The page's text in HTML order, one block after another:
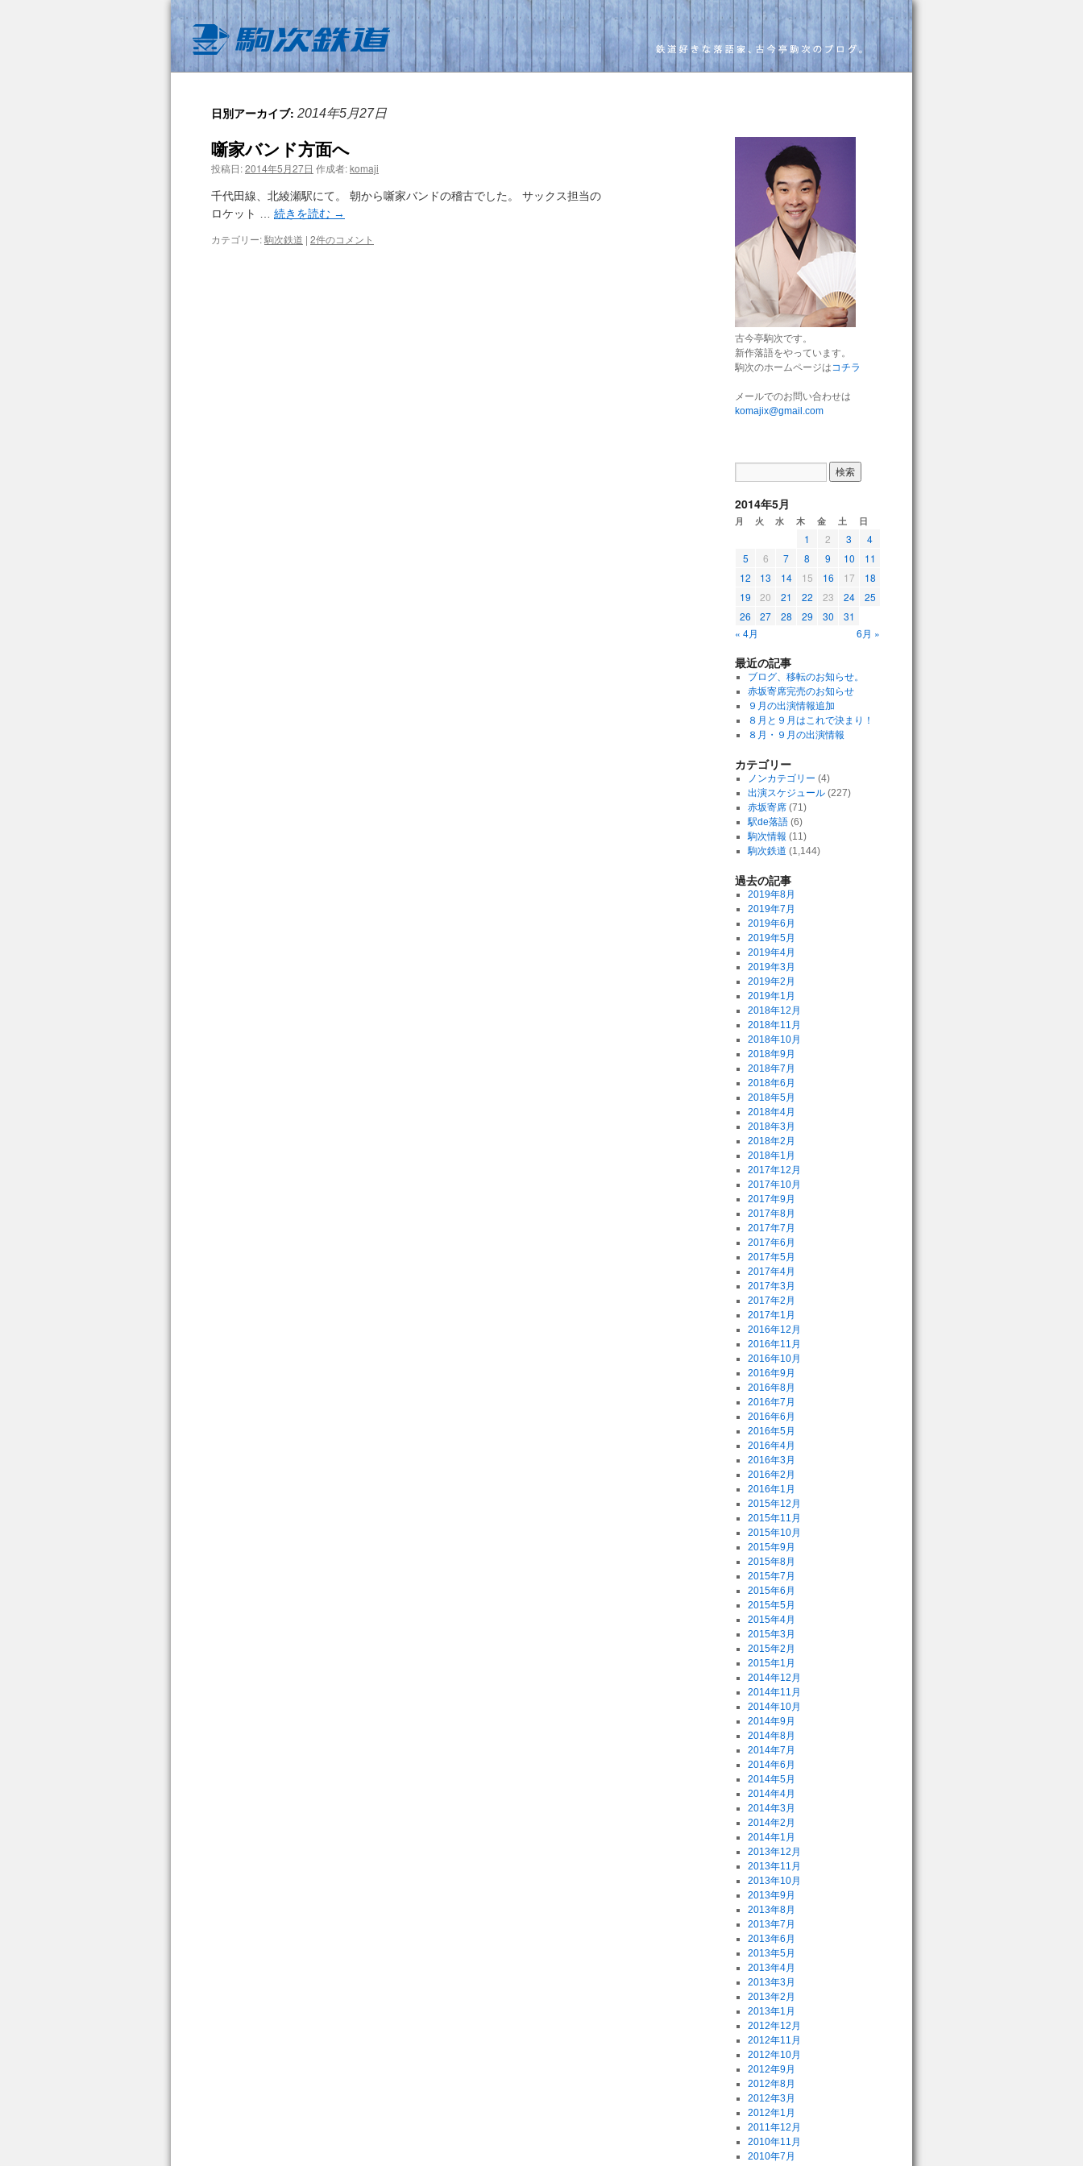
日別アーカイブ: 2014年5月27日
噺家バンド方面へ
投稿日:2014年5月27日 作成者:komaji
千代田線、北綾瀬駅にて。 朝から噺家バンドの稽古でした。 サックス担当の
ロケット … 続きを読む →
カテゴリー:駒次鉄道 | 2件のコメント
古今亭駒次です。
新作落語をやっています。
駒次のホームページはコチラ
メールでのお問い合わせは
komajix@gmail.com
2014年5月
月 火 水 木 金 土 日
1 2 3
4
5
6 7 8 9 10
11
12
13 14 15 16 17
18
19
20 21 22 23 24
25
26
27 28 29 30
31
« 4月
6月 »
最近の記事
ブログ、移転のお知らせ。
赤坂寄席完売のお知らせ
９月の出演情報追加
８月と９月はこれで決まり！
８月・９月の出演情報
カテゴリー
ノンカテゴリー (4)
出演スケジュール(227)
赤坂寄席(71)
駅de落語(6)
駒次情報 (11)
駒次鉄道 (1,144)
過去の記事
2019年8月
2019年7月
2019年6月
2019年5月
2019年4月
2019年3月
2019年2月
2019年1月
2018年12月
2018年11月
2018年10月
2018年9月
2018年7月
2018年6月
2018年5月
2018年4月
2018年3月
2018年2月
2018年1月
2017年12月
2017年10月
2017年9月
2017年8月
2017年7月
2017年6月
2017年5月
2017年4月
2017年3月
2017年2月
2017年1月
2016年12月
2016年11月
2016年10月
2016年9月
2016年8月
2016年7月
2016年6月
2016年5月
2016年4月
2016年3月
2016年2月
2016年1月
2015年12月
2015年11月
2015年10月
2015年9月
2015年8月
2015年7月
2015年6月
2015年5月
2015年4月
2015年3月
2015年2月
2015年1月
2014年12月
2014年11月
2014年10月
2014年9月
2014年8月
2014年7月
2014年6月
2014年5月
2014年4月
2014年3月
2014年2月
2014年1月
2013年12月
2013年11月
2013年10月
2013年9月
2013年8月
2013年7月
2013年6月
2013年5月
2013年4月
2013年3月
2013年2月
2013年1月
2012年12月
2012年11月
2012年10月
2012年9月
2012年8月
2012年3月
2012年1月
2011年12月
2010年11月
2010年7月